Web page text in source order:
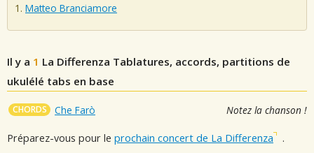
Matteo Branciamore
Il y a 1 La Differenza Tablatures, accords, partitions de
ukulélé tabs en base
CHORDS Che Farò Notez la chanson !
Préparez-vous pour le prochain concert de La Differenza .